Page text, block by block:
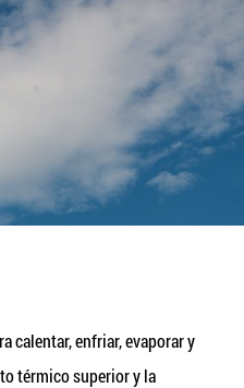
calentar, enfriar, evaporar y
térmico superior y la